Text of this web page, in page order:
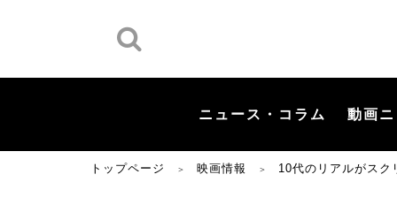
ニュース・コラム 動画
トップページ ＞ 映画情報 ＞ 10代のリアルがス